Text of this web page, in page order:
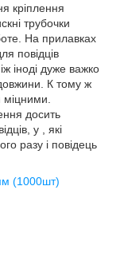
кріплення
трубочки
На прилавках
повідців
іноді дуже важко
К тому ж
досить
у , які
разу і повідець
(1000шт)